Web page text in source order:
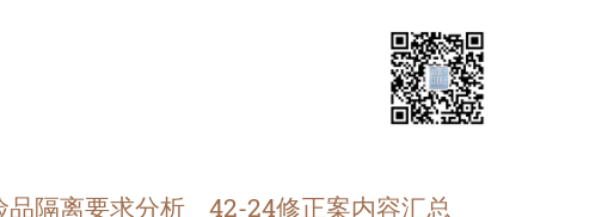
品隔离要求分析 42-24修正案内容汇总